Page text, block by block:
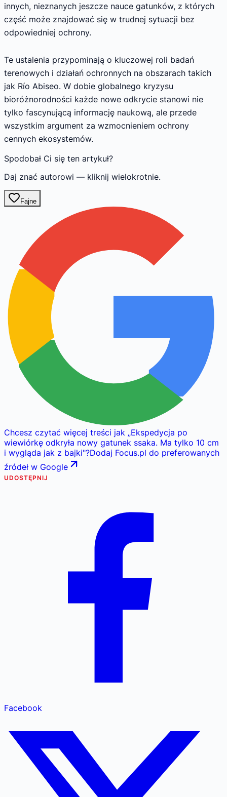
innych, nieznanych jeszcze nauce gatunków, z których
część może znajdować się w trudnej sytuacji bez
odpowiedniej ochrony.
Te ustalenia przypominają o kluczowej roli badań
terenowych i działań ochronnych na obszarach takich
jak Río Abiseo. W dobie globalnego kryzysu
bioróżnorodności każde nowe odkrycie stanowi nie
tylko fascynującą informację naukową, ale przede
wszystkim argument za wzmocnieniem ochrony
cennych ekosystemów.
Spodobał Ci się ten artykuł?
Daj znać autorowi — kliknij wielokrotnie.
Fajne
Chcesz czytać więcej treści jak „Ekspedycja po
wiewiórkę odkryła nowy gatunek ssaka. Ma tylko 10 cm
i wygląda jak z bajki"?Dodaj Focus.pl do preferowanych
źródeł w Google
UDOSTĘPNIJ
Facebook